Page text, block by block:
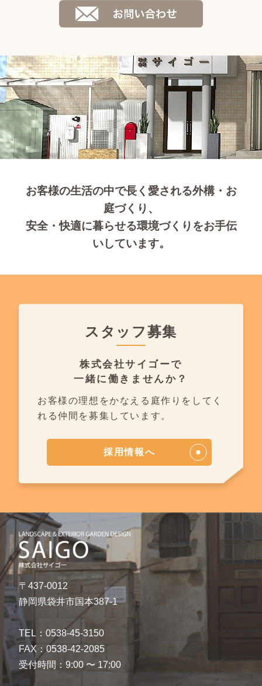
お客様の生活の中で長く愛される外構・お
庭づくり、
安全・快適に暮らせる環境づくりをお手伝
いしています。
スタッフ募集
株式会社サイゴーで
一緒に働きませんか？
お客様の理想をかなえる庭作りを してく
れる仲間を募集しています。
採用情報へ
〒437-0012
静岡県袋井市国本387-1
TEL：0538-45-3150
FAX：0538-42-2085
受付時間：9:00 〜 17:00